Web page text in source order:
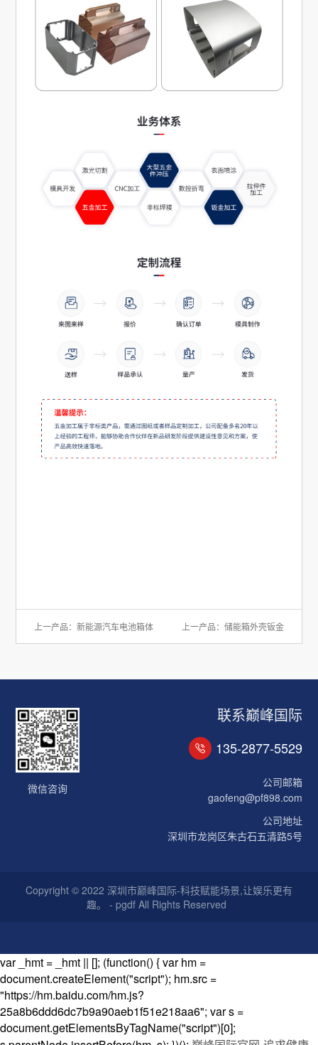
上一产品：新能源汽车电池箱体 上一产品： 储能箱外壳钣金
微信咨询
联系巅峰国际
135-2877-5529
公司邮箱
gaofeng@pf898.com
公司地址
深圳市龙岗区朱古石五清路5号
Copyright © 2022 深圳市巅峰国际-科技赋能场景,让娱乐更有
趣。 - pgdf All Rights Reserved
var _hmt = _hmt || []; (function() { var hm =
document.createElement("script"); hm.src =
"https://hm.baidu.com/hm.js?
25a8b6ddd6dc7b9a90aeb1f51e218aa6"; var s =
document.getElementsByTagName("script")[0];